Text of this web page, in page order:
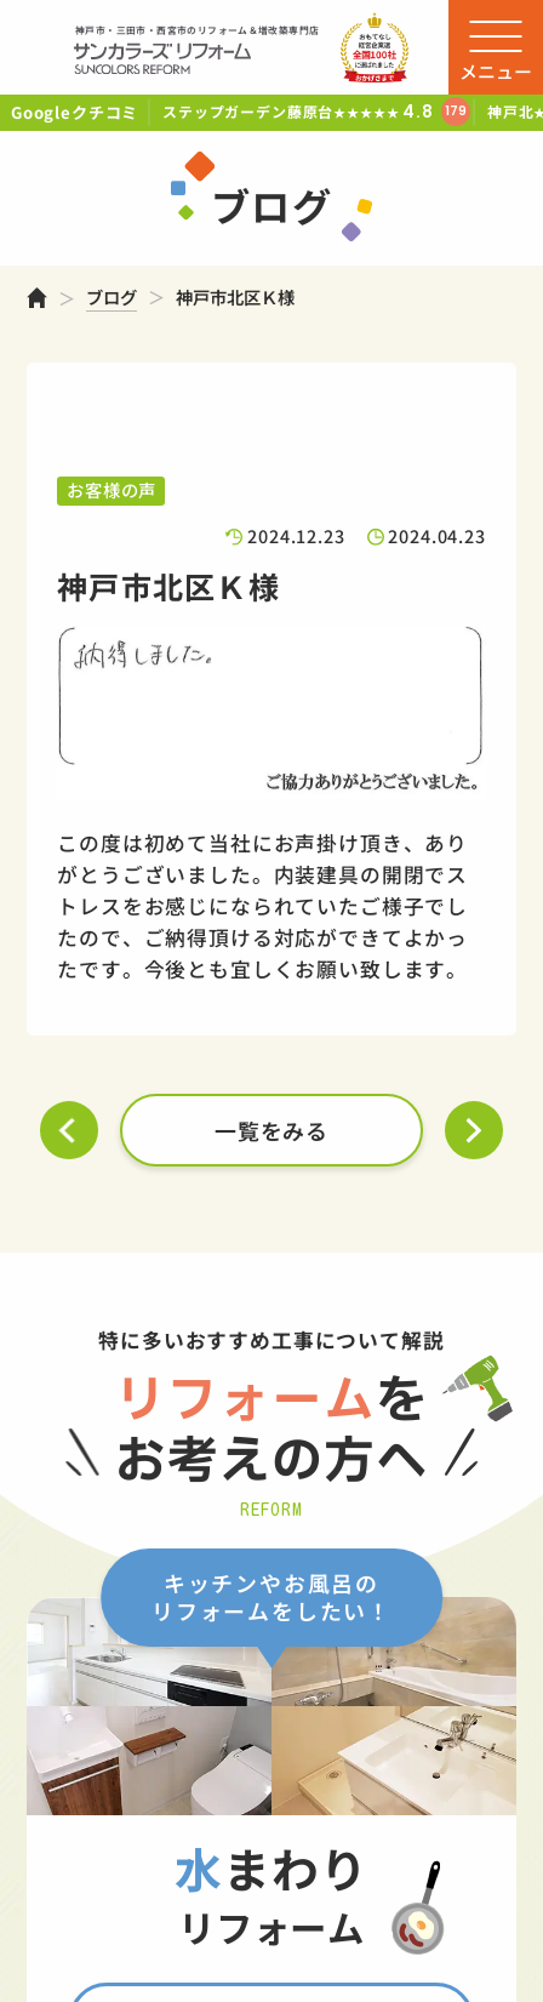
神戸市・三田市・西宮市のリフォーム＆増改築専門店
Googleクチコミ ステップガーデン藤原台★★★★★ 4.8 179 神戸北
メニュー
ブログ
ホームブログ 神戸市北区Ｋ様
お客様の声
2024.12.23
2024.04.23
神戸市北区Ｋ様
この度は初めて当社にお声掛け頂き、あり
がとうございました。内装建具の開閉でス
トレスをお感じになられていたご様子でし
たので、ご納得頂ける対応ができてよかっ
たです。今後とも宜しくお願い致します。
一覧をみる
特に多いおすすめ工事について解説
リフォームを
お考えの方へ
REFORM
キッチンやお風呂の
リフォームをしたい！
水まわり
リフォーム